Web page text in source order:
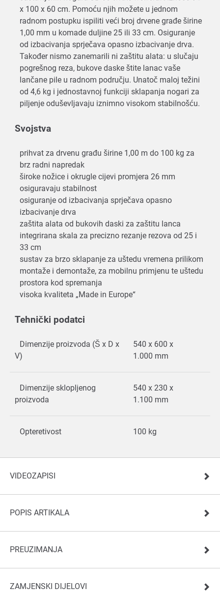
x 100 x 60 cm. Pomoću njih možete u jednom
radnom postupku ispiliti veći broj drvene građe širine
1,00 mm u komade duljine 25 ili 33 cm. Osiguranje
od izbacivanja sprječava opasno izbacivanje drva.
Također nismo zanemarili ni zaštitu alata: u slučaju
pogrešnog reza, bukove daske štite lanac vaše
lančane pile u radnom području. Unatoč maloj težini
od 4,6 kg i jednostavnoj funkciji sklapanja nogari za
piljenje oduševljavaju iznimno visokom stabilnošću.
Svojstva
prihvat za drvenu građu širine 1,00 m do 100 kg za
brz radni napredak
široke nožice i okrugle cijevi promjera 26 mm
osiguravaju stabilnost
osiguranje od izbacivanja sprječava opasno
izbacivanje drva
zaštita alata od bukovih daski za zaštitu lanca
integrirana skala za precizno rezanje rezova od 25 i
33 cm
sustav za brzo sklapanje za uštedu vremena prilikom
montaže i demontaže, za mobilnu primjenu te uštedu
prostora kod spremanja
visoka kvaliteta „Made in Europe“
Tehnički podatci
Dimenzije proizvoda (Š x D x
V)
540 x 600 x
1.000 mm
Dimenzije sklopljenog
proizvoda
540 x 230 x
1.100 mm
Opteretivost 100 kg
VIDEOZAPISI
POPIS ARTIKALA
PREUZIMANJA
ZAMJENSKI DIJELOVI